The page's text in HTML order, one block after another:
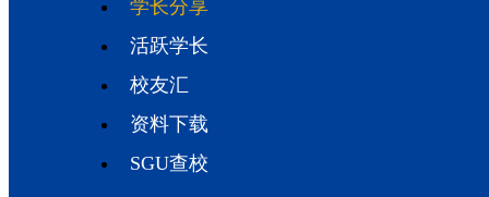
学长分享
活跃学长
校友汇
资料下载
SGU查校